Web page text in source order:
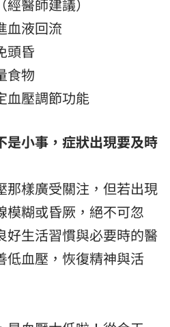
醫師建議）
血液回流
頭昏
食物
血壓調節功能
是小事，症狀出現要及時
那樣廣受關注，但若出現
模糊或昏厥，絕不可忽
好生活習慣與必要時的醫
低血壓，恢復精神與活